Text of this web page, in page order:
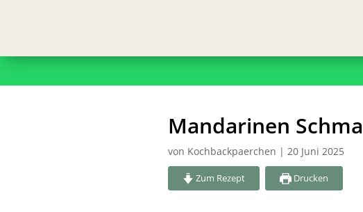
Mandarinen
von Kochbackpaerchen | 20 Juni 2025
Zum Rezept Drucken